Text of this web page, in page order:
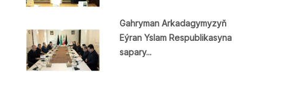
Gahryman Arkadagymyzyň
Eýran Yslam Respublikasyna
sapary...